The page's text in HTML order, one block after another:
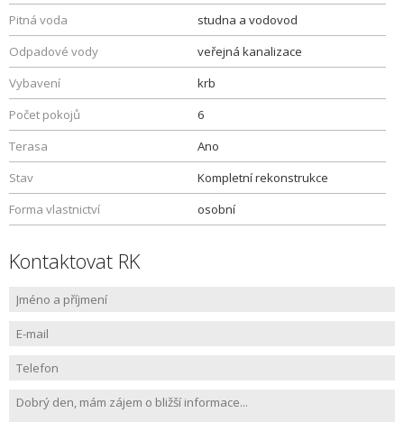
Pitná voda
studna a vodovod
Odpadové vody
veřejná kanalizace
Vybavení
krb
Počet pokojů
6
Terasa
Ano
Stav
Kompletní rekonstrukce
Forma vlastnictví
osobní
Kontaktovat RK